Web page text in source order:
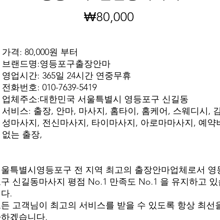
₩80,000가
가격: 80,000원 부터
브랜드명:영등포구출장안마
영업시간: 365일 24시간 연중무휴
전화번호: 010-7639-5419
업체주소:대한민국 서울특별시 영등포구 신길동
서비스: 출장, 안마, 마사지, 홈타이, 홈케어, 스웨디시,
성마사지, 전신마사지, 타이마사지, 아로마마사지, 예약
없는 출장,
특별시영등포구 전 지역 최고의 출장안마업체로서 영
신길동마사지 평점 No.1 만족도 No.1 을 유지하고 있
.
고객님이 최고의 서비스를 받을 수 있도록 항상 최선
겠습니다.